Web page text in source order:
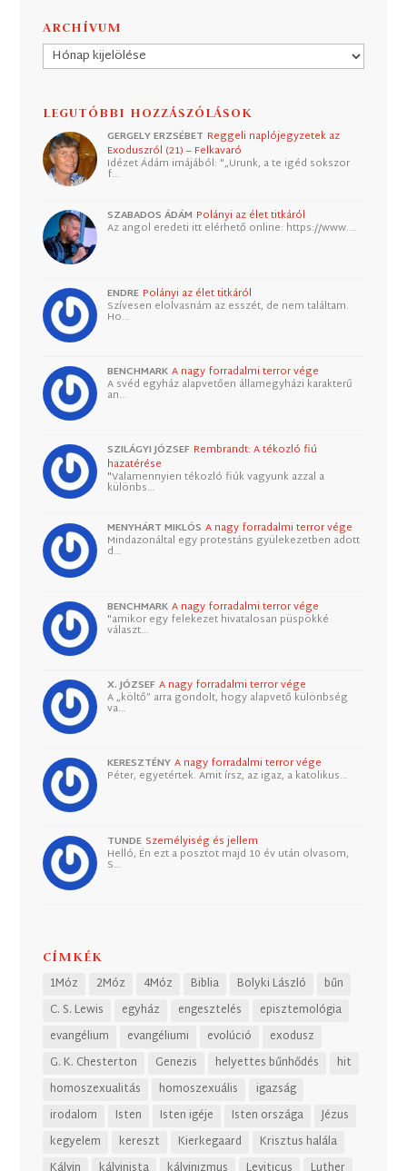
ARCHÍVUM
Archívum
LEGUTÓBBI HOZZÁSZÓLÁSOK
GERGELY ERZSÉBET Reggeli naplójegyzetek az
Exoduszról (21) – Felkavaró
Idézet Ádám imájából: "„Urunk, a te igéd sokszor
f…
SZABADOS ÁDÁM Polányi az élet titkáról
Az angol eredeti itt elérhető online: https://www.…
ENDRE Polányi az élet titkáról
Szívesen elolvasnám az esszét, de nem találtam.
Ho…
BENCHMARK A nagy forradalmi terror vége
A svéd egyház alapvetően államegyházi karakterű
an…
SZILÁGYI JÓZSEF Rembrandt: A tékozló fiú
hazatérése
"Valamennyien tékozló fiúk vagyunk azzal a
különbs…
MENYHÁRT MIKLÓS A nagy forradalmi terror vége
Mindazonáltal egy protestáns gyülekezetben adott
d…
BENCHMARK A nagy forradalmi terror vége
"amikor egy felekezet hivatalosan püspökké
választ…
X. JÓZSEF A nagy forradalmi terror vége
A „költő” arra gondolt, hogy alapvető különbség
va…
KERESZTÉNY A nagy forradalmi terror vége
Péter, egyetértek. Amit írsz, az igaz, a katolikus…
TUNDE Személyiség és jellem
Helló, Én ezt a posztot majd 10 év után olvasom,
S…
CÍMKÉK
1Móz 2Móz 4Móz Biblia Bolyki László
bűn
C. S. Lewis
egyház engesztelés
episztemológia
evangélium
evangéliumi evolúció
exodusz
G. K. Chesterton
Genezis helyettes bűnhődés
hit
homoszexualitás
homoszexuális
igazság
irodalom
Isten Isten igéje Isten országa
Jézus
kegyelem
kereszt Kierkegaard
Krisztus halála